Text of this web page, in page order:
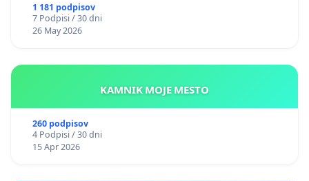
1 181 podpisov
7 Podpisi / 30 dni
26 May 2026
KAMNIK MOJE MESTO
260 podpisov
4 Podpisi / 30 dni
15 Apr 2026